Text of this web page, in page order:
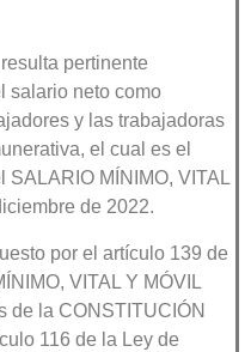
pertinente
salario neto como
y las trabajadoras
el cual es el
MÍNIMO, VITAL
de 2022.
por el artículo 139 de
VITAL Y MÓVIL
de la CONSTITUCIÓN
116 de la Ley de